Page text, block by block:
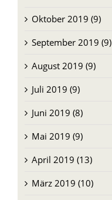
Oktober 2019 (9)
September 2019 (9)
August 2019 (9)
Juli 2019 (9)
Juni 2019 (8)
Mai 2019 (9)
April 2019 (13)
März 2019 (10)